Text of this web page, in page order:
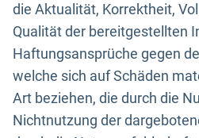
die Aktualität, Korrektheit,
Qualität der bereitgestellten
Haftungsansprüche gegen
welche sich auf Schäden
Art beziehen, die durch die
Nichtnutzung der